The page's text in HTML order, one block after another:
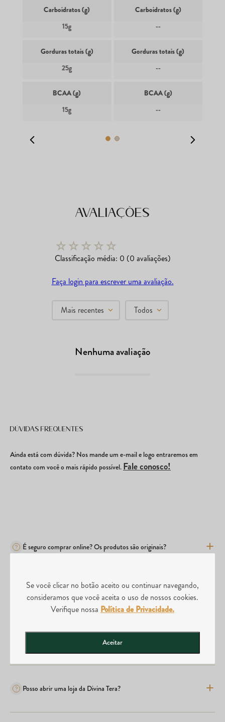
Se você clicar no botão aceito ou continuar navegando,
consideramos que você aceita o uso de nossos cookies.
Verifique nossa Política de Privacidade.
Aceitar
Carboidratos (g)
15g
Gorduras totais (g)
25g
BCAA (g)
15g
Carboidratos (g)
--
Gorduras totais (g)
--
BCAA (g)
--
Avaliações
☆☆☆☆☆
Classificação média: 0 (0 avaliações)
Faça login para escrever uma avaliação.
Mais recentes Todos
Nenhuma avaliação
Dúvidas frequentes
Ainda está com dúvida? Nos mande um e-mail e logo entraremos em
contato com você o mais rápido possível.Fale conosco!
É seguro comprar online? Os produtos são originais?
Quais são os métodos de pagamento?
Comprei o produto errado, posso realizar a troca?
Posso abrir uma loja da Divina Tera?